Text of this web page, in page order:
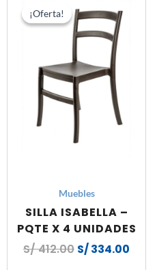
¡Oferta!
¡Oferta!
Muebles
SILLA ISABELLA –
PQTE X 4 UNIDADES
S/412.00
precio
original
era:
S/ 412.00.
S/334.00